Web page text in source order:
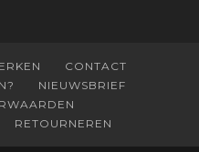
CONTACT
NIEUWSBRIEF
RETOURNEREN